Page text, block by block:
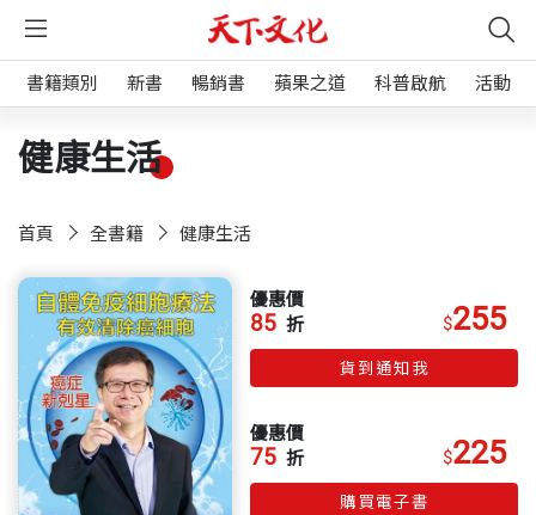
書籍類別 新書 暢銷書 蘋果之道 科普啟航 活動
健康生活
首頁 全書籍 健康生活
優惠價
85 折 $255
貨到通知我
優惠價
75 折 $225
購買電子書